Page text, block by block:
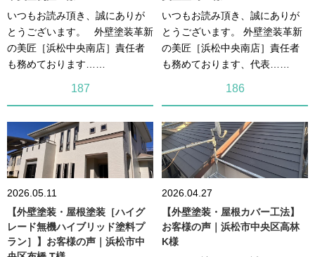
いつもお読み頂き、誠にありが
とうございます。 外壁塗装革新
の美匠［浜松中央南店］責任者
も務めております……
いつもお読み頂き、誠にありが
とうございます。 外壁塗装革新
の美匠［浜松中央南店］責任者
も務めております、代表……
187
2026.05.11
【外壁塗装・屋根塗装［ハイグ
レード無機ハイブリッド塗料プ
ラン］】お客様の声｜浜松市中
186
2026.04.27
【外壁塗装・屋根カバー工法】
お客様の声｜浜松市中央区高林
K様